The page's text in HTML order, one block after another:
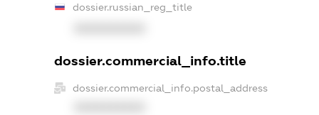
dossier.russian_reg_title
dossier.commercial_info.title
dossier.commercial_info.postal_address